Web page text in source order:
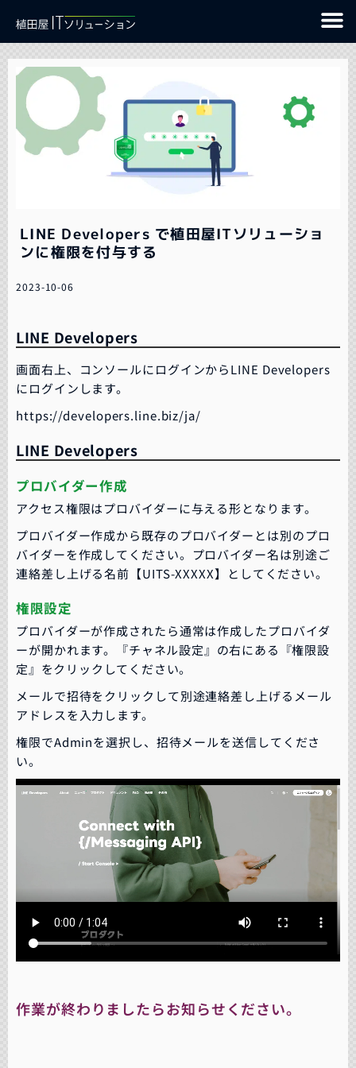
LINE Developers で植田屋ITソリューショ
ンに権限を付与する
2023-10-06
LINE Developers
画面右上、コンソールにログインからLINE Developers
にログインします。
https://developers.line.biz/ja/
LINE Developers
プロバイダー作成
アクセス権限はプロバイダーに与える形となります。
プロバイダー作成から既存のプロバイダーとは別のプロ
バイダーを作成してください。プロバイダー名は別途ご
連絡差し上げる名前【UITS-XXXXX】としてください。
権限設定
プロバイダーが作成されたら通常は作成したプロバイダ
ーが開かれます。
『チャネル設定』の右にある『権限設
定』をクリックしてください。
メールで招待をクリックして別途連絡差し上げるメール
アドレスを入力します。
権限でAdminを選択し、招待メールを送信してくださ
い。
作業が終わりましたらお知らせください。